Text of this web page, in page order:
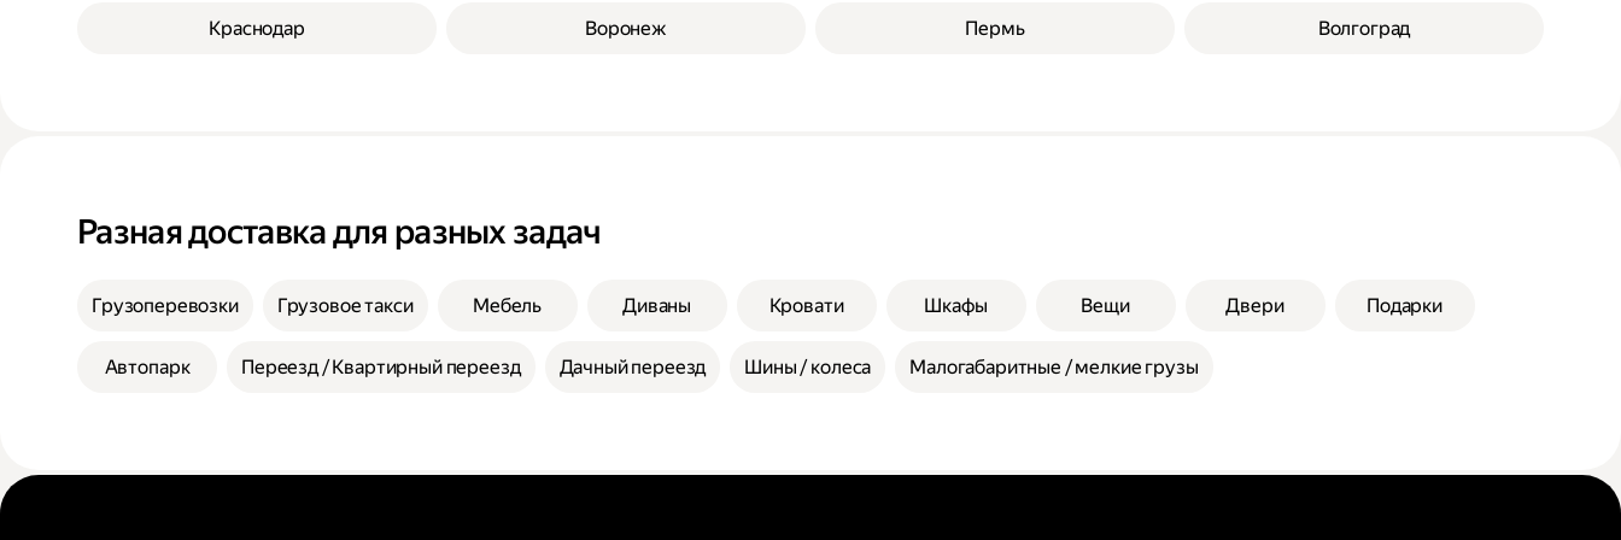
Краснодар Воронеж Пермь Волгоград
Разная доставка для разных задач
Грузоперевозки Грузовое такси Мебель Диваны Кровати Шкафы Вещи Двери Подарки
Автопарк Переезд / Квартирный переезд Дачный переезд Шины / колеса Малогабаритные / мелкие грузы